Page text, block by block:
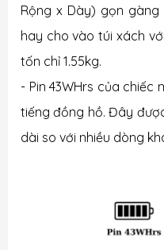
Rộng x Dày) gọn
hay cho vào túi xách
tốn chỉ 1.55kg.
- Pin 43WHrs của
tiếng đồng hồ. Đây
dài so với nhiều dòng